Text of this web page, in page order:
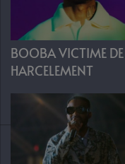
BOOBA VICTIME DE
HARCELEMENT